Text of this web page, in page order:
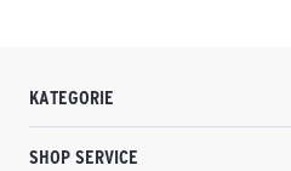
KATEGORIE
SHOP SERVICE